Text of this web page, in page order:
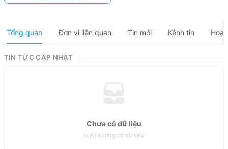
Tổng quan Đơn vị liên quan Tin mới Kênh tin
TIN TỨC CẬP NHẬT
Chưa có dữ liệu
Hiện không có dữ liệu